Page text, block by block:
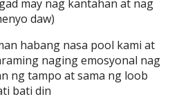
may nag kantahan at nag
daw)
habang nasa pool kami at
naging emosyonal nag
ng tampo at sama ng loob
bati din